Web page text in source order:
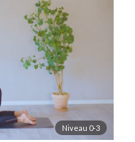
Niveau 0-3